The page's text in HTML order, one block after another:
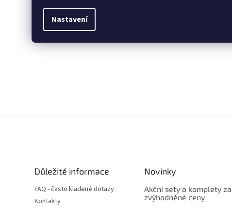
Nastavení
Důležité informace
FAQ - často kladené dotazy
Kontakty
Novinky
Akční sety a komplety za
zvýhodněné ceny